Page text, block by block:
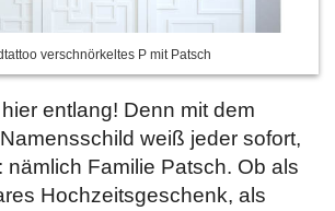
verschnörkeltes P mit Patsch
entlang! Denn mit dem
weiß jeder sofort,
nämlich Familie Patsch. Ob als
Hochzeitsgeschenk, als